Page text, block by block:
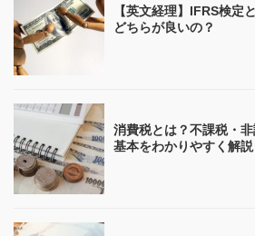
【英文経理】IFRS検定
どちらが良いの？
消費税とは？不課税・
基本をわかりやすく解説